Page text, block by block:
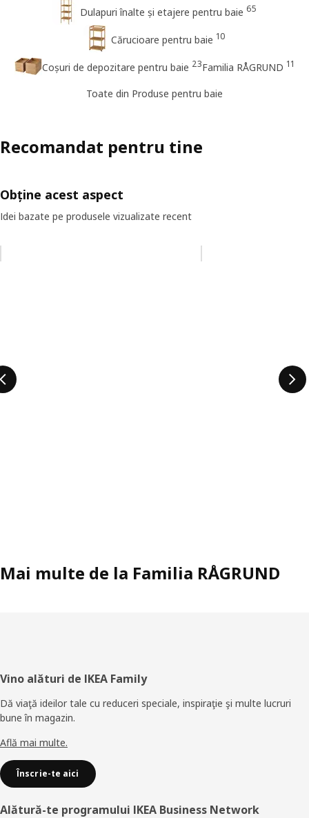
Dulapuri înalte și etajere pentru baie 65
Cărucioare pentru baie 10
Coșuri de depozitare pentru baie 23Familia RÅGRUND 11
Toate din Produse pentru baie
Recomandat pentru tine
Obține acest aspect
Idei bazate pe produsele vizualizate recent
Mai multe de la Familia RÅGRUND
Subsol
Vino alături de IKEA Family
Dă viaţă ideilor tale cu reduceri speciale, inspiraţie şi multe lucruri
bune în magazin.
Află mai multe.
Înscrie-te aici
Alătură-te programului IKEA Business Network